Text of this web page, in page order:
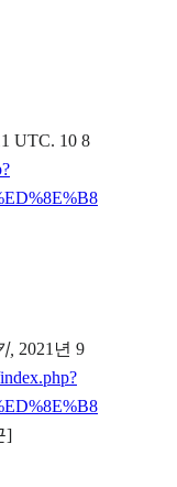
UTC. 10 8
, 2021년 9
]